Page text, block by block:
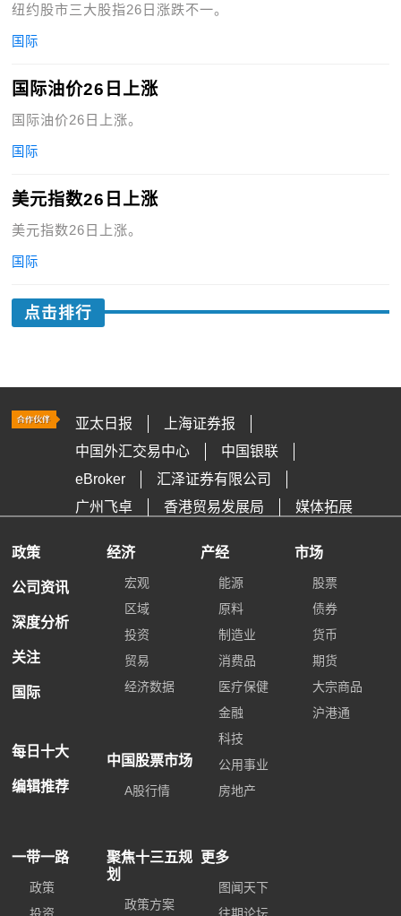
纽约股市三大股指26日涨跌不一。
国际
国际油价26日上涨
国际油价26日上涨。
国际
美元指数26日上涨
美元指数26日上涨。
国际
点击排行
亚太日报
上海证券报
中国外汇交易中心
中国银联
eBroker
汇泽证券有限公司
广州飞卓
香港贸易发展局 媒体拓展
政策
公司资讯
深度分析
关注
国际
每日十大
编辑推荐
经济
宏观
区域
投资
贸易
经济数据
中国股票市场
A股行情
产经
能源
原料
制造业
消费品
医疗保健
金融
科技
公用事业
房地产
市场
股票
债券
货币
期货
大宗商品
沪港通
一带一路
政策
聚焦十三五规
划
政策方案
更多
图闻天下